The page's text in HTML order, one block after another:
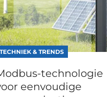
TECHNIEK & TRENDS
technologie
eenvoudige